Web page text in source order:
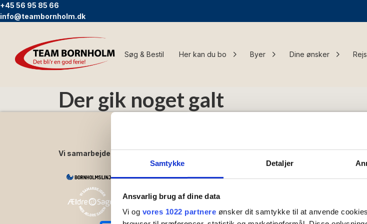
Samtykke Detaljer
Ansvarlig brug af dine data
Vi og vores 1022 partnere ønsker dit samtykke til at anvende
+45 56 95 85 66
info@teambornholm.dk
Søg & Bestil Her kan du bo Byer Dine ønsker
Der gik noget galt
Vi samarbejder med:
Ledige stillinger
Cookie- og privatlivspolitik
E-mail